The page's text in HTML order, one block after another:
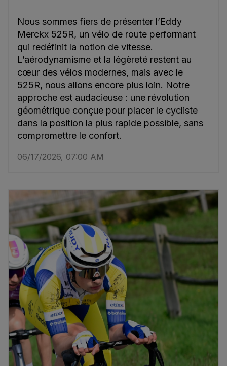
Nous sommes fiers de présenter l’Eddy
Merckx 525R, un vélo de route performant
qui redéfinit la notion de vitesse.
L’aérodynamisme et la légèreté restent au
cœur des vélos modernes, mais avec le
525R, nous allons encore plus loin. Notre
approche est audacieuse : une révolution
géométrique conçue pour placer le cycliste
dans la position la plus rapide possible, sans
compromettre le confort.
06/17/2026, 07:00 AM